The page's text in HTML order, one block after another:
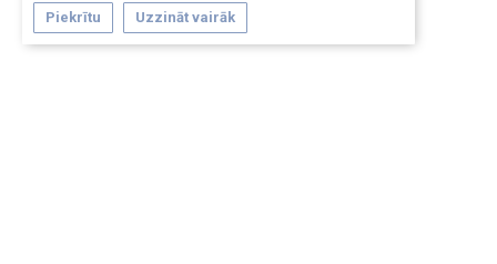
Piekrītu Uzzināt vairāk